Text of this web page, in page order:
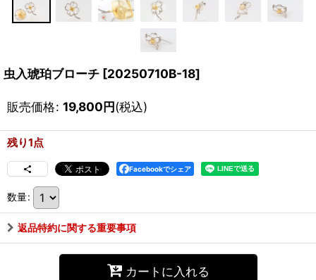
虫入琥珀ブローチ [20250710B-18]
販売価格: 19,800円(税込)
残り1点
Facebookでシェア
数量:
返品特約に関する重要事項
カートに入れる